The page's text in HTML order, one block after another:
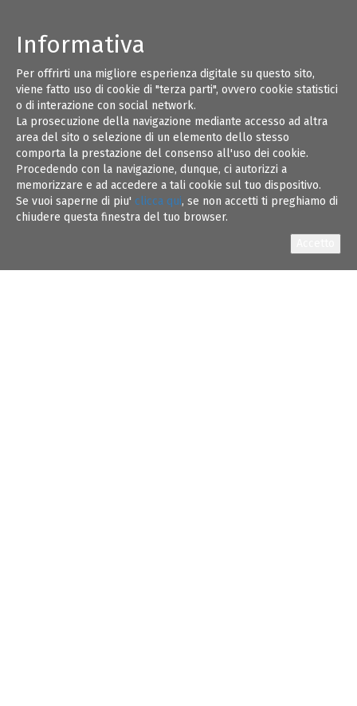
Informativa
Per offrirti una migliore esperienza digitale su questo sito,
viene fatto uso di cookie di "terza parti", ovvero cookie statistici
o di interazione con social network.
La prosecuzione della navigazione mediante accesso ad altra
area del sito o selezione di un elemento dello stesso
comporta la prestazione del consenso all'uso dei cookie.
Procedendo con la navigazione, dunque, ci autorizzi a
memorizzare e ad accedere a tali cookie sul tuo dispositivo.
Se vuoi saperne di piu' clicca qui, se non accetti ti preghiamo di
chiudere questa finestra del tuo browser.